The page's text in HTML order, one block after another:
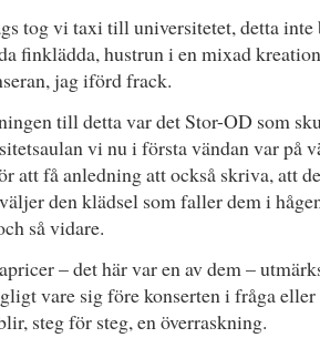
tog vi taxi till universitetet, detta inte
finklädda, hustrun i en mixad
jag iförd frack.
till detta var det Stor-OD som
vi nu i första vändan var på
att få anledning att också skriva, att
den klädsel som faller dem i
så vidare.
– det här var en av dem –
vare sig före konserten i fråga
steg för steg, en överraskning.